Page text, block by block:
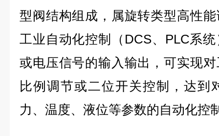
型阀结构组成，属旋转类型高性
工业自动化控制（DCS、PLC系
或电压信号的输入输出，可实现
比例调节或二位开关控制，达到
力、温度、液位等参数的自动化控